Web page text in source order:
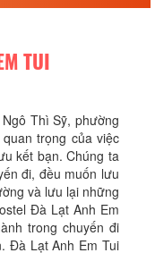
TUI
Thì Sỹ, phường
trọng của việc
kết bạn. Chúng ta
đi, đều muốn lưu
và lưu lại những
Đà Lạt Anh Em
trong chuyến đi
Đà Lạt Anh Em Tui